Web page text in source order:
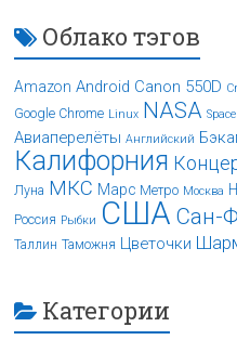
Облако тэгов
Amazon Android Canon 550D
Google Chrome Linux NASA
Авиаперелёты Английский
Калифорния
Луна МКС Марс Метро Москва
Россия Рыбки США Сан-
Таллин Таможня Цветочки
Категории